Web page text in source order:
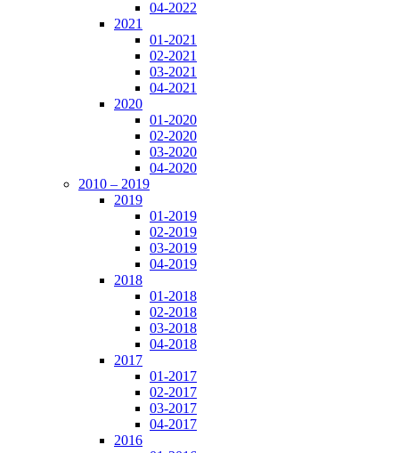
04-2022
2021
01-2021
02-2021
03-2021
04-2021
2020
01-2020
02-2020
03-2020
04-2020
2010 – 2019
2019
01-2019
02-2019
03-2019
04-2019
2018
01-2018
02-2018
03-2018
04-2018
2017
01-2017
02-2017
03-2017
04-2017
2016